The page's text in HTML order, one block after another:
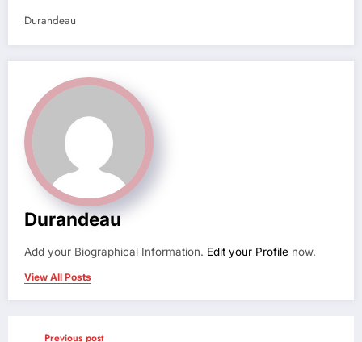
Durandeau
Durandeau
Add your Biographical Information. Edit your Profile now.
View All Posts
Previous post